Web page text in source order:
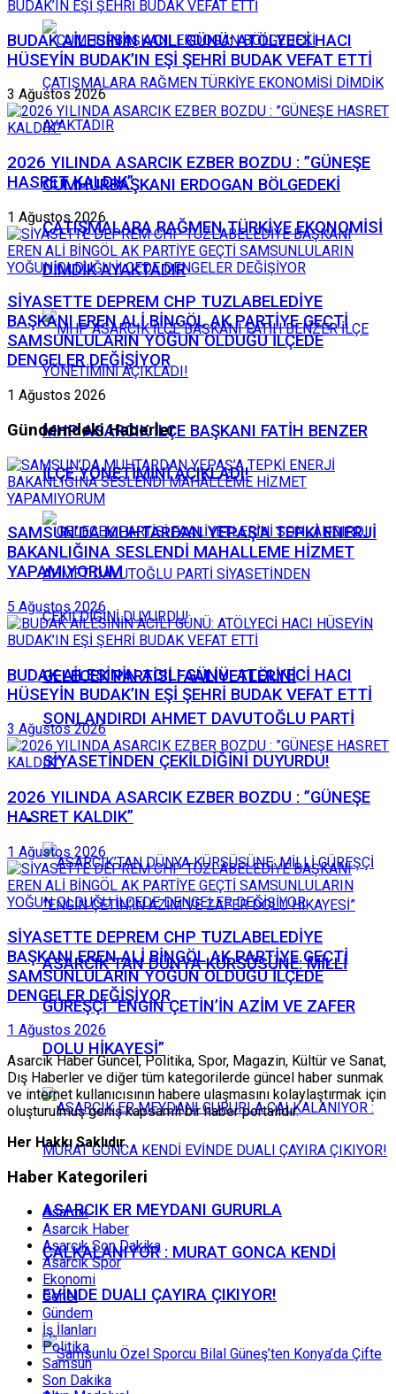
CUMHURBAŞKANI ERDOGAN BÖLGEDEKİ
ÇATIŞMALARA RAĞMEN TÜRKİYE EKONOMİSİ
DİMDİK AYAKTADIR
MHP ASARCIK İLÇE BAŞKANI FATİH BENZER
İLÇE YÖNETİMİNİ AÇIKLADI!
GELECEK PARTİSİ FAALİYETLERİNİ
SONLANDIRDI AHMET DAVUTOĞLU PARTİ
SİYASETİNDEN ÇEKİLDİĞİNİ DUYURDU!
Spor
ASARCIK’TAN DÜNYA KÜRSÜSÜNE: MİLLİ
GÜREŞÇİ ”ENGİN ÇETİN’İN AZİM VE ZAFER
DOLU HİKAYESİ”
ASARCIK ER MEYDANI GURURLA
ÇALKALANIYOR : MURAT GONCA KENDİ
EVİNDE DUALI ÇAYIRA ÇIKIYOR!
BUDAK AİLESİNİN ACILI GÜNÜ: ATÖLYECİ HACI
HÜSEYİN BUDAK’IN EŞİ ŞEHRİ BUDAK VEFAT ETTİ
3 Ağustos 2026
2026 YILINDA ASARCIK EZBER BOZDU : ”GÜNEŞE
HASRET KALDIK”
1 Ağustos 2026
SİYASETTE DEPREM CHP TUZLABELEDİYE
BAŞKANI EREN ALİ BİNGÖL AK PARTİYE GEÇTİ
SAMSUNLULARIN YOĞUN OLDUĞU İLÇEDE
DENGELER DEĞİŞİYOR
1 Ağustos 2026
Gündemdeki Haberler
SAMSUN’DA MUHTARDAN YEPAŞ’A TEPKİ ENERJİ
BAKANLIĞINA SESLENDİ MAHALLEME HİZMET
YAPAMIYORUM
5 Ağustos 2026
BUDAK AİLESİNİN ACILI GÜNÜ: ATÖLYECİ HACI
HÜSEYİN BUDAK’IN EŞİ ŞEHRİ BUDAK VEFAT ETTİ
3 Ağustos 2026
2026 YILINDA ASARCIK EZBER BOZDU : ”GÜNEŞE
HASRET KALDIK”
1 Ağustos 2026
SİYASETTE DEPREM CHP TUZLABELEDİYE
BAŞKANI EREN ALİ BİNGÖL AK PARTİYE GEÇTİ
SAMSUNLULARIN YOĞUN OLDUĞU İLÇEDE
DENGELER DEĞİŞİYOR
1 Ağustos 2026
Asarcık Haber Güncel, Politika, Spor, Magazin, Kültür ve Sanat,
Dış Haberler ve diğer tüm kategorilerde güncel haber sunmak
ve internet kullanıcısının habere ulaşmasını kolaylaştırmak için
oluşturulmuş geniş kapsamlı bir haber portalıdır.
Her Hakkı Saklıdır
Haber Kategorileri
Asarcık
Asarcık Haber
Asarcık Son Dakika
Asarcık Spor
Ekonomi
Genel
Gündem
İş İlanları
Politika
Samsun
Son Dakika